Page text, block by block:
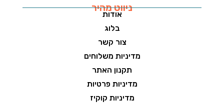
ניווט מהיר
אודות
בלוג
צור קשר
מדיניות משלוחים
תקנון האתר
מדיניות פרטיות
מדיניות קוקיז